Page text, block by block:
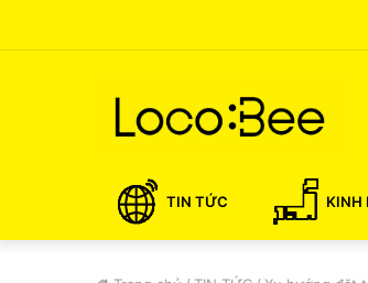
TIN TỨC KINH